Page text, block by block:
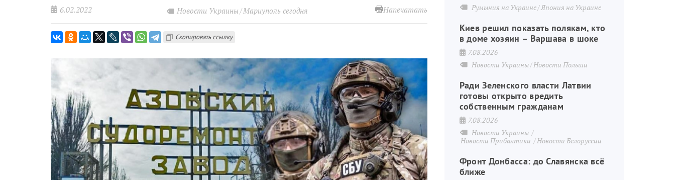
6.02.2022
Новости Украины Мариуполь сегодня Напечатать
Скопировать ссылку
Румыния на Украине Япония на Украине
Киев решил показать полякам, кто
в доме хозяин – Варшава в шоке
7.08.2026
Новости Украины Новости Польши
Ради Зеленского власти Латвии
готовы открыто вредить
собственным гражданам
7.08.2026
Новости Украины
Новости Прибалтики
Новости Белоруссии
Фронт Донбасса: до Славянска всё
ближе